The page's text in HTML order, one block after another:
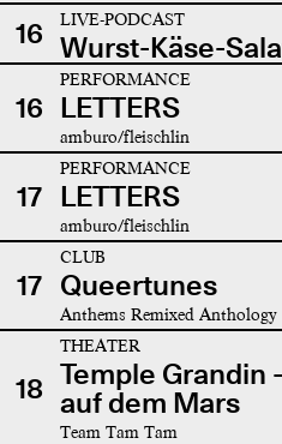
16 LIVE-PODCAST
Wurst-Käse-
16
PERFORMANCE
LETTERS
amburo/fleischlin
17
PERFORMANCE
LETTERS
amburo/fleischlin
17
CLUB
Queertunes
Anthems Remixed Anthology
18
THEATER
Temple Grandin
auf dem Mars
Team Tam Tam